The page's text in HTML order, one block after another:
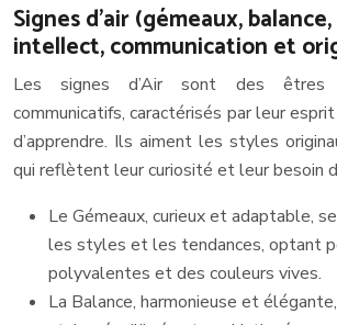
Signes d’air (gémeaux,
intellect, communication et
Les signes d’Air sont des êtres
communicatifs, caractérisés par leur
d’apprendre. Ils aiment les styles
qui reflètent leur curiosité et leur besoin
Le Gémeaux, curieux et adaptable,
les styles et les tendances, optant
polyvalentes et des couleurs vives.
La Balance, harmonieuse et